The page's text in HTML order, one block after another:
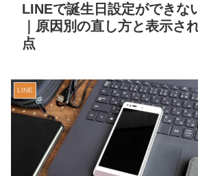
LINEで誕生日設定ができな
｜原因別の直し方と表示さ
点
LINE